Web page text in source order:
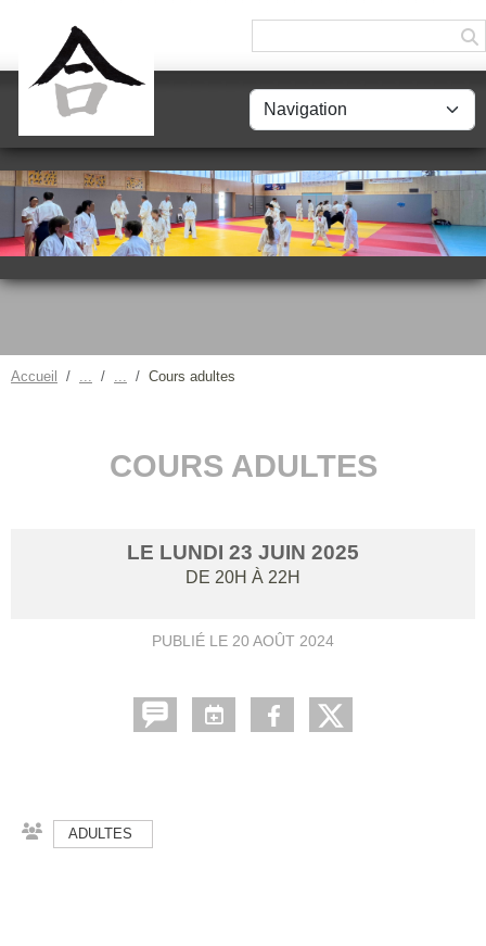
Accueil Cours adultes
COURS ADULTES
LE LUNDI 23 JUIN 2025
DE 20H À 22H
PUBLIÉ LE 20 AOÛT 2024
ADULTES